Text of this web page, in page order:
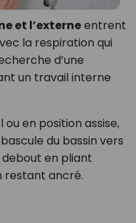
et l’externeentrent
la respiration qui
d’une
un travail interne
en position assise,
du bassin vers
en pliant
restant ancré.